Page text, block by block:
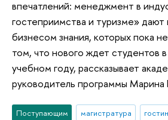
впечатлений: менеджмент в
гостеприимства и туризме»
бизнесом знания, которых пока
том, что нового ждет студентов
учебном году, рассказывает
руководитель программы
Поступающим магистратура